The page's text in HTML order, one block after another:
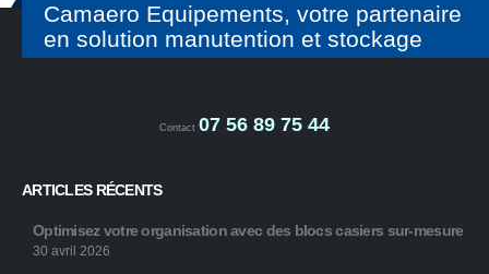
Camaero Equipements, votre partenaire
en solution manutention et stockage
Contact 07 56 89 75 44
ARTICLES RÉCENTS
Optimisez votre organisation avec des blocs casiers sur-mesure
30 avril 2026